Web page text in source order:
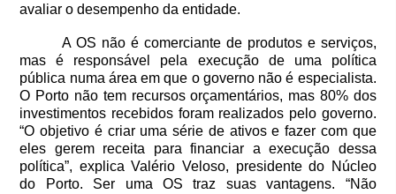
avaliar o desempenho da entidade.
A OS não é comerciante de produtos e serviços,
mas é responsável pela execução de uma política
pública numa área em que o governo não é especialista.
O Porto não tem recursos orçamentários, mas 80% dos
investimentos recebidos foram realizados pelo governo.
“O objetivo é criar uma série de ativos e fazer com que
eles gerem receita para financiar a execução dessa
política”, explica Valério Veloso, presidente do Núcleo
do Porto. Ser uma OS traz suas vantagens. “Não